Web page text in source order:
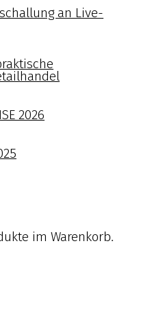
an Live-
2026
im Warenkorb.